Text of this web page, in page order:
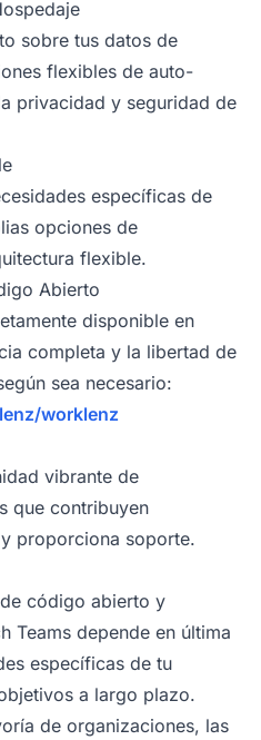
sobre tus datos de
flexibles de auto-
privacidad y seguridad de
específicas de
opciones de
flexible.
Abierto
disponible en
completa y la libertad de
sea necesario:
worklenz
vibrante de
que contribuyen
proporciona soporte.
código abierto y
Teams depende en última
específicas de tu
a largo plazo.
de organizaciones, las